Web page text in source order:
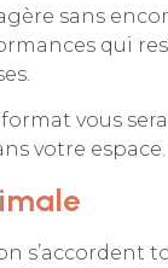
sans
qui
vous
votre espace.
s’accordent